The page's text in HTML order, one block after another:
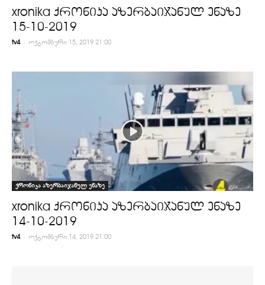
xronika ქრონიკა აზერბაიჯანულ ენაზე
15-10-2019
tv4 - ოქტომბერი 15, 2019 21:00
ქრონიკა აზერბაიჯანულ ენაზე
xronika ქრონიკა აზერბაიჯანულ ენაზე
14-10-2019
tv4 - ოქტომბერი 14, 2019 21:00